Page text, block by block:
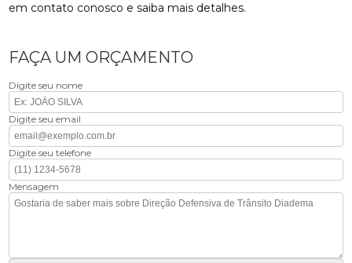
em contato conosco e saiba mais detalhes.
FAÇA UM ORÇAMENTO
Digite seu nome
Digite seu email
Digite seu telefone
Mensagem